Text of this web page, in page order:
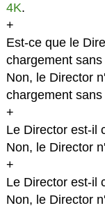
4K.
+
Est-ce que le
chargement sans
Non, le Director
chargement sans
+
Le Director est-il
Non, le Director
+
Le Director est-il
Non, le Director